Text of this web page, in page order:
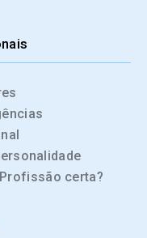
certa?